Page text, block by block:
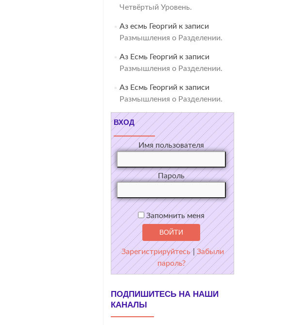
Четвёртый Уровень.
Аз есмь Георгий к записи
Размышления о Разделении.
Аз Есмь Георгий к записи
Размышления о Разделении.
Аз Есмь Георгий к записи
Размышления о Разделении.
ВХОД
Имя пользователя
Пароль
Запомнить меня
Зарегистрируйтесь | Забыли
пароль?
ПОДПИШИТЕСЬ НА НАШИ
КАНАЛЫ